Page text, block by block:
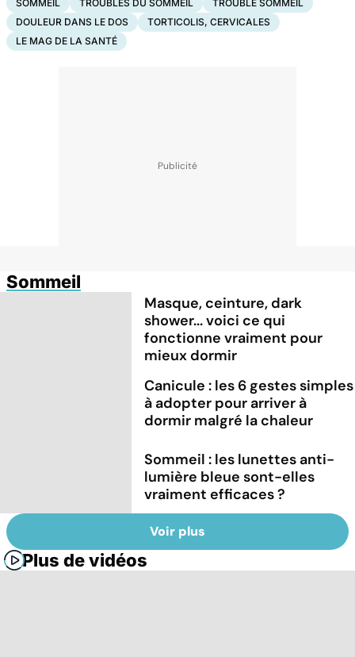
SOMMEIL TROUBLES DU SOMMEIL
TROUBLE SOMMEIL
DOULEUR DANS LE DOS
TORTICOLIS, CERVICALES
LE MAG DE LA SANTÉ
Sommeil
Masque, ceinture, dark
shower... voici ce qui
fonctionne vraiment pour
mieux dormir
Canicule : les 6 gestes simples
à adopter pour arriver à
dormir malgré la chaleur
Sommeil : les lunettes anti-
lumière bleue sont-elles
vraiment efficaces ?
Voir plus
Plus de vidéos